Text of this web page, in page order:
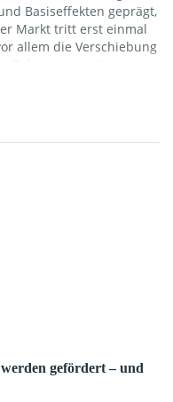
Basiseffekten geprägt,
Markt tritt erst einmal
allem die Verschiebung
Zulassungen. Knapp
gingen auf gewerbliche
dem Vorjahr
gefördert – und